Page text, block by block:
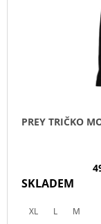
PREY TRIČKO
SKLADEM
XL L M